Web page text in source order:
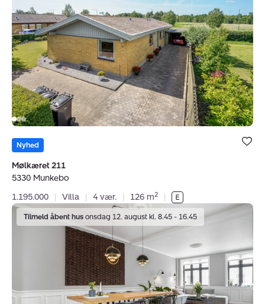
5330
Munkebo
Bolig er
under dine
Nyhed
Mølkæret 211
5330 Munkebo
1.195.000
| Villa | 4 vær. | 126 m2 |
Ejerlejlighed:
Dronningensgade
C
Tilmeld åbent hus onsdag 12. august kl. 8.45 - 16.45